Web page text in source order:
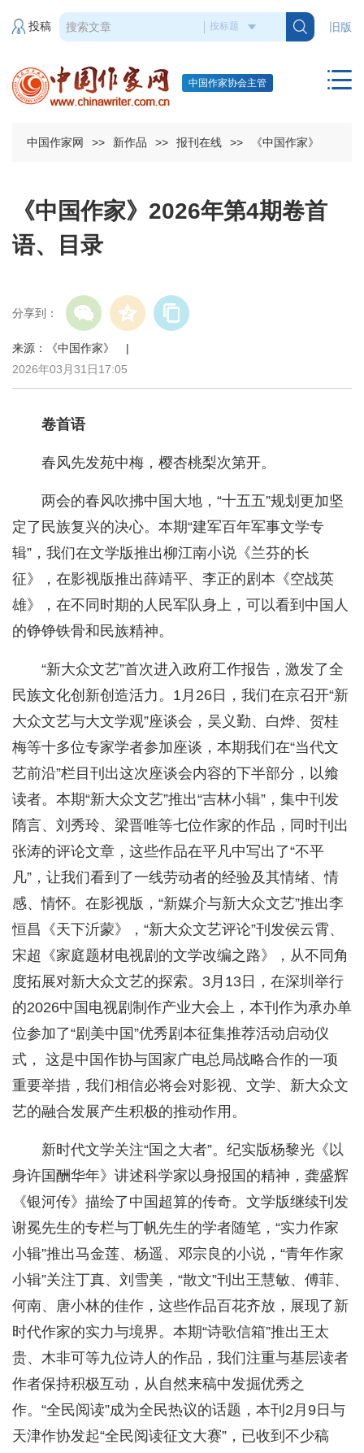
旧版
投稿
中国作家协会主管
中国作家网 >> 新作品 >> 报刊在线 >> 《中国作家》
《中国作家》2026年第4期卷首
语、目录
分享到：
来源：《中国作家》 |
2026年03月31日17:05
卷首语
春风先发苑中梅，樱杏桃梨次第开。
两会的春风吹拂中国大地，“十五五”规划更加坚
定了民族复兴的决心。本期“建军百年军事文学专
辑”，我们在文学版推出柳江南小说《兰芬的长
征》，在影视版推出薛靖平、李正的剧本《空战英
雄》，在不同时期的人民军队身上，可以看到中国人
的铮铮铁骨和民族精神。
“新大众文艺”首次进入政府工作报告，激发了全
民族文化创新创造活力。1月26日，我们在京召开“新
大众文艺与大文学观”座谈会，吴义勤、白烨、贺桂
梅等十多位专家学者参加座谈，本期我们在“当代文
艺前沿”栏目刊出这次座谈会内容的下半部分，以飨
读者。本期“新大众文艺”推出“吉林小辑”，集中刊发
隋言、刘秀玲、梁晋唯等七位作家的作品，同时刊出
张涛的评论文章，这些作品在平凡中写出了“不平
凡”，让我们看到了一线劳动者的经验及其情绪、情
感、情怀。在影视版，“新媒介与新大众文艺”推出李
恒昌《天下沂蒙》，“新大众文艺评论”刊发侯云霄、
宋超《家庭题材电视剧的文学改编之路》，从不同角
度拓展对新大众文艺的探索。3月13日，在深圳举行
的2026中国电视剧制作产业大会上，本刊作为承办单
位参加了“剧美中国”优秀剧本征集推荐活动启动仪
式， 这是中国作协与国家广电总局战略合作的一项
重要举措，我们相信必将会对影视、文学、新大众文
艺的融合发展产生积极的推动作用。
新时代文学关注“国之大者”。纪实版杨黎光《以
身许国酬华年》讲述科学家以身报国的精神，龚盛辉
《银河传》描绘了中国超算的传奇。文学版继续刊发
谢冕先生的专栏与丁帆先生的学者随笔，“实力作家
小辑”推出马金莲、杨遥、邓宗良的小说，“青年作家
小辑”关注丁真、刘雪美，“散文”刊出王慧敏、傅菲、
何南、唐小林的佳作，这些作品百花齐放，展现了新
时代作家的实力与境界。本期“诗歌信箱”推出王太
贵、木非可等九位诗人的作品，我们注重与基层读者
作者保持积极互动，从自然来稿中发掘优秀之
作。“全民阅读”成为全民热议的话题，本刊2月9日与
天津作协发起“全民阅读征文大赛”，已收到不少稿